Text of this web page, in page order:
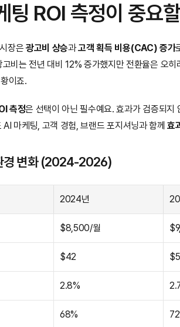
팅 ROI 측정이 중요
장은 광고비 상승과 고객 획득 비용(CAC) 증가
비는 전년 대비 12% 증가했지만 전환율은 오
이죠.
측정은 선택이 아닌 필수예요. 효과가 검증되
마케팅, 고객 경험, 브랜드 포지셔닝과 함께 효
경 변화 (2024-2026)
2024년
$8,500/월
$42
2.8%
68%